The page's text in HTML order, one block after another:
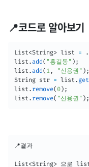
📍코드로 알아보기
List<String> list = .
list .add( "홍길동" ) ;
list .add( 1 , "신용권" ) ;
String str = list . get
list . remove( 0) ;
list . remove( "신용권" ) ;
📍결과
List<String>